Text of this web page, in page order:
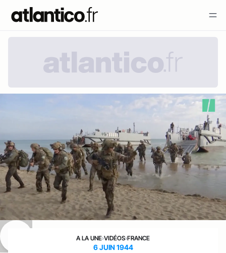
A LA UNE›VIDÉOS›FRANCE
6 JUIN 1944